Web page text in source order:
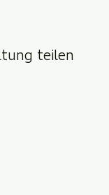
teilen